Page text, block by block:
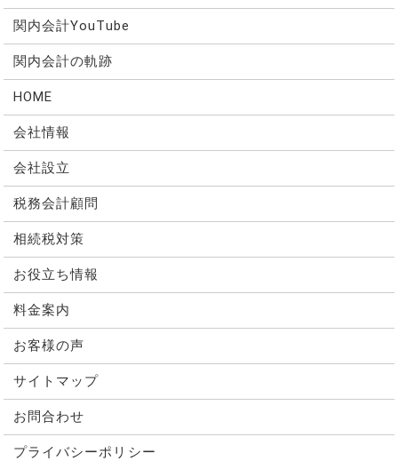
関内会計YouTube
関内会計の軌跡
HOME
会社情報
会社設立
税務会計顧問
相続税対策
お役立ち情報
料金案内
お客様の声
サイトマップ
お問合わせ
プライバシーポリシー